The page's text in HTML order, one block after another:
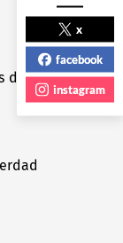
de Salud
x
facebook
instagram